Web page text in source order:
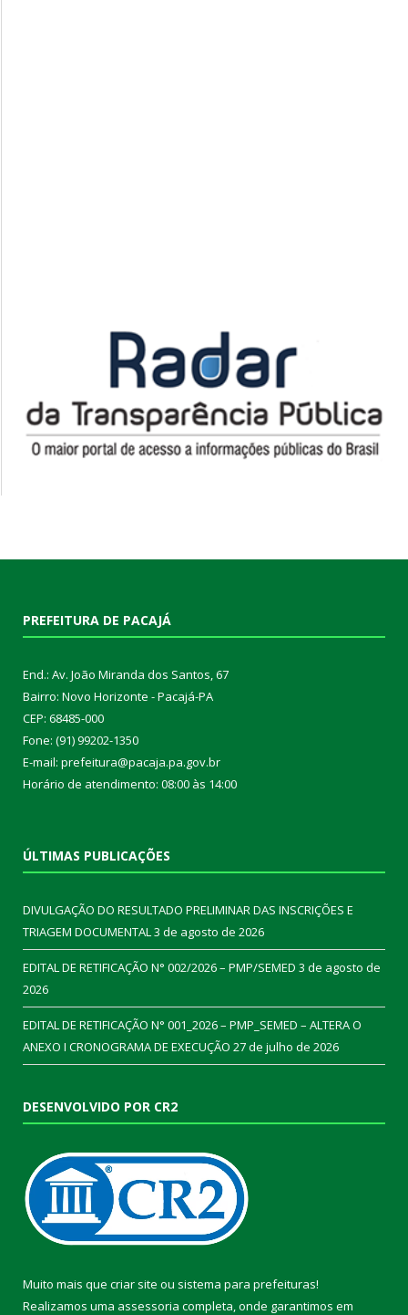
PREFEITURA DE PACAJÁ
End.: Av. João Miranda dos Santos, 67
Bairro: Novo Horizonte - Pacajá-PA
CEP: 68485-000
Fone: (91) 99202-1350
E-mail: prefeitura@pacaja.pa.gov.br
Horário de atendimento: 08:00 às 14:00
ÚLTIMAS PUBLICAÇÕES
DIVULGAÇÃO DO RESULTADO PRELIMINAR DAS INSCRIÇÕES E
TRIAGEM DOCUMENTAL3 de agosto de 2026
EDITAL DE RETIFICAÇÃO N° 002/2026 – PMP/SEMED 3 de agosto de
2026
EDITAL DE RETIFICAÇÃO N° 001_2026 – PMP_SEMED – ALTERA O
ANEXO I CRONOGRAMA DE EXECUÇÃO 27 de julho de 2026
DESENVOLVIDO POR CR2
Muito mais que criar site ou sistema para prefeituras!
Realizamos uma assessoria completa, onde garantimos em